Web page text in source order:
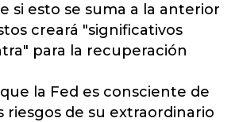
si esto se suma a la anterior
creará "significativos
para la recuperación
la Fed es consciente de
riesgos de su extraordinario